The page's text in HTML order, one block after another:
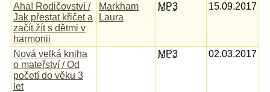
Aha! Rodičovství /
Jak přestat křičet a
začít žít s dětmi v
harmonii
Markham
Laura
MP3 15.09.2017
Nová velká kniha
o mateřství / Od
početí do věku 3
let
MP3 02.03.2017